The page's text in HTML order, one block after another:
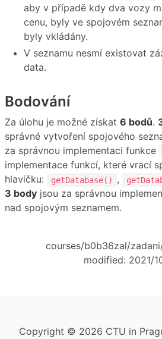
aby v případě kdy dva vozy
cenu, byly ve spojovém
byly vkládány.
V seznamu nesmí existovat
data.
Bodování
Za úlohu je možné získat 6 bodů.
správné vytvoření spojového
za správnou implementaci funkce
implementace funkcí, které vrací
hlavičku:
getDatabase() ,
3 body jsou za správnou
nad spojovým seznamem.
courses/b0b36zal/
modified: 2021/
Copyright © 2026 CTU in